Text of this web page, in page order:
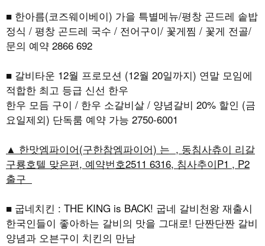
■ 한아름(코즈웨이베이) 가을 특별메뉴/평창 곤드레 솥밥
정식 / 평창 곤드레 국수 / 전어구이/ 꽃게찜 / 꽃게 전골/
문의 예약 2866 692
■ 갈비타운 12월 프로모션 (12월 20일까지) 연말 모임에
적합한 최고 등급 신선 한우
한우 모듬 구이 / 한우 소갈비살 / 양념갈비 20% 할인 (금
요일제외) 단독룸 예약 가능 2750-6001
▲ 한맛엠파이어(구한참엠파이어) 는 , 동침사츄이 리갈
구룡호텔 맞은편, 예약번호2511 6316, 침사추이P1 , P2
출구
■ 굽네치킨 : THE KING is BACK! 굽네 갈비천왕 재출시
한국인들이 좋아하는 갈비의 맛을 그대로! 단짠단짠 갈비
양념과 오븐구이 치킨의 만남